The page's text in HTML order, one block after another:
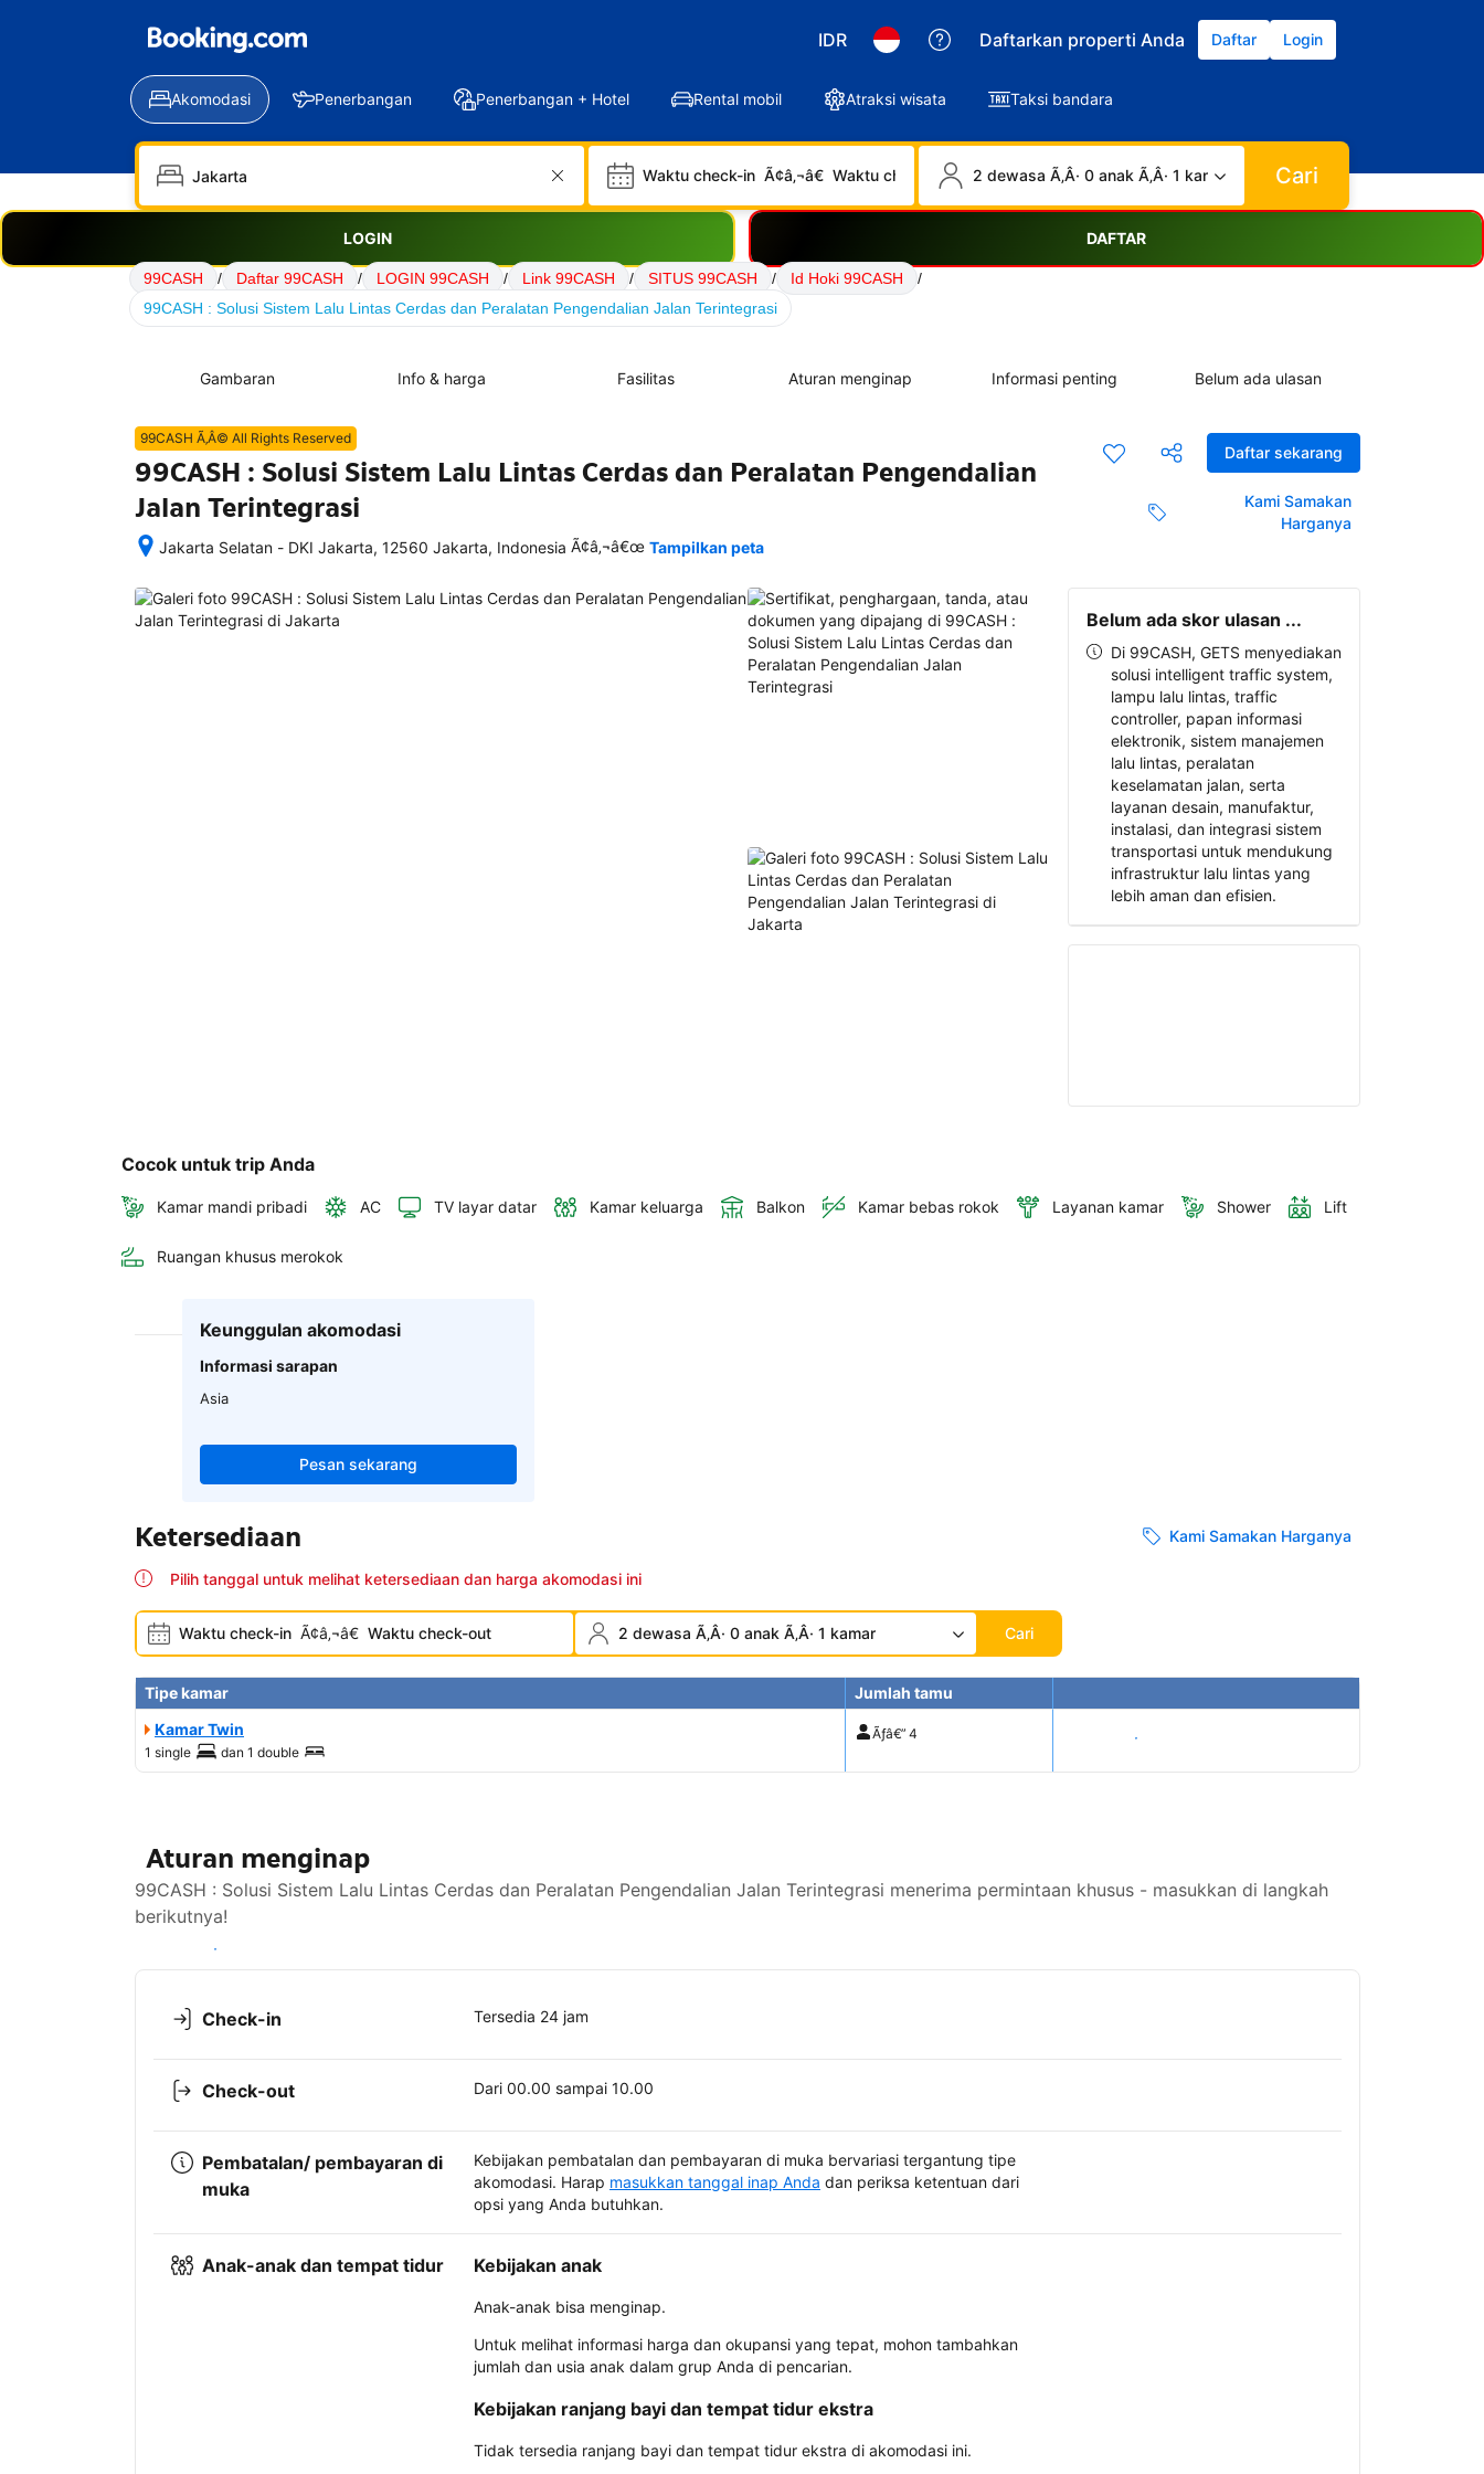
IDR Daftarkan properti Anda Daftar Login
Akomodasi Penerbangan Penerbangan + Hotel Rental mobil Atraksi wisata Taksi bandara
Waktu check-in Ã¢â‚¬â€ Waktu check-out 2 dewasa Ã‚Â· 0 anak Ã‚Â· 1 kamar Cari
LOGIN DAFTAR
99CASH / Daftar 99CASH / LOGIN 99CASH / Link 99CASH / SITUS 99CASH / Id Hoki 99CASH
/
99CASH : Solusi Sistem Lalu Lintas Cerdas dan Peralatan Pengendalian Jalan Terintegrasi
Gambaran Info & harga Fasilitas Aturan menginap Informasi penting Belum ada ulasan
Daftar sekarang
Kami Samakan
Harganya
99CASH Ã‚Â© All Rights Reserved
99CASH : Solusi Sistem Lalu Lintas Cerdas dan Peralatan Pengendalian
Jalan Terintegrasi
Jakarta Selatan - DKI Jakarta, 12560 Jakarta, Indonesia
memesan,
semua
Ã¢â‚¬â€œ Tampilkan peta
Belum ada skor ulasan ...
Di 99CASH, GETS menyediakan
solusi intelligent traffic system,
lampu lalu lintas, traffic
controller, papan informasi
elektronik, sistem manajemen
lalu lintas, peralatan
keselamatan jalan, serta
layanan desain, manufaktur,
instalasi, dan integrasi sistem
transportasi untuk mendukung
infrastruktur lalu lintas yang
lebih aman dan efisien.
Cocok untuk trip Anda
Kamar mandi pribadi AC TV layar datar Kamar keluarga Balkon Kamar bebas rokok Layanan kamar Shower Lift
Ruangan khusus merokok
Keunggulan akomodasi
Informasi sarapan
Asia
Pesan sekarang
Ketersediaan Kami Samakan Harganya
Pilih tanggal untuk melihat ketersediaan dan harga akomodasi ini
Waktu check-in Ã¢â‚¬â€ Waktu check-out 2 dewasa Ã‚Â· 0 anak Ã‚Â· 1 kamar Cari
Tipe kamar
Jumlah tamu
Kamar Twin
1 single dan 1 double
Ãƒâ€” 4 Tampilkan harga
Aturan menginap
99CASH : Solusi Sistem Lalu Lintas Cerdas dan Peralatan Pengendalian Jalan Terintegrasi menerima permintaan khusus - masukkan di langkah
berikutnya!
Lihat ketersediaan
Check-in Tersedia 24 jam
Check-out Dari 00.00 sampai 10.00
Pembatalan/ pembayaran di
muka
Kebijakan pembatalan dan pembayaran di muka bervariasi tergantung tipe
akomodasi. Harap masukkan tanggal inap Anda dan periksa ketentuan dari
opsi yang Anda butuhkan.
Anak-anak dan tempat tidur Kebijakan anak
Anak-anak bisa menginap.
Untuk melihat informasi harga dan okupansi yang tepat, mohon tambahkan
jumlah dan usia anak dalam grup Anda di pencarian.
Kebijakan ranjang bayi dan tempat tidur ekstra
Tidak tersedia ranjang bayi dan tempat tidur ekstra di akomodasi ini.